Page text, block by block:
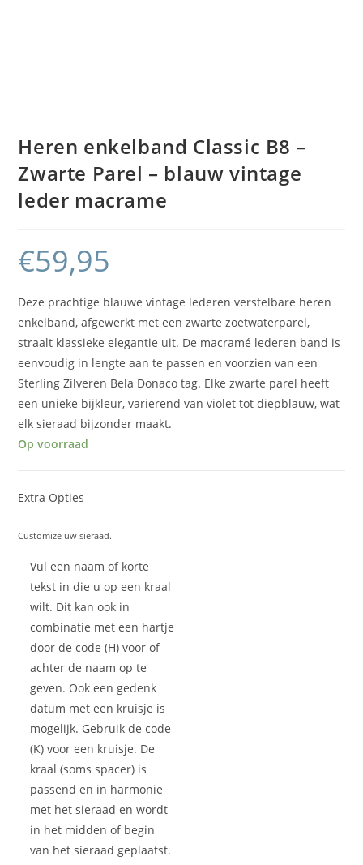
Heren enkelband Classic B8 –
Zwarte Parel – blauw vintage
leder macrame
€59,95
Deze prachtige blauwe vintage lederen verstelbare heren
enkelband, afgewerkt met een zwarte zoetwaterparel,
straalt klassieke elegantie uit. De macramé lederen band is
eenvoudig in lengte aan te passen en voorzien van een
Sterling Zilveren Bela Donaco tag. Elke zwarte parel heeft
een unieke bijkleur, variërend van violet tot diepblauw, wat
elk sieraad bijzonder maakt.
Op voorraad
Extra Opties
Customize uw sieraad.
Vul een naam of korte
tekst in die u op een kraal
wilt. Dit kan ook in
combinatie met een hartje
door de code (H) voor of
achter de naam op te
geven. Ook een gedenk
datum met een kruisje is
mogelijk. Gebruik de code
(K) voor een kruisje. De
kraal (soms spacer) is
passend en in harmonie
met het sieraad en wordt
in het midden of begin
van het sieraad geplaatst.